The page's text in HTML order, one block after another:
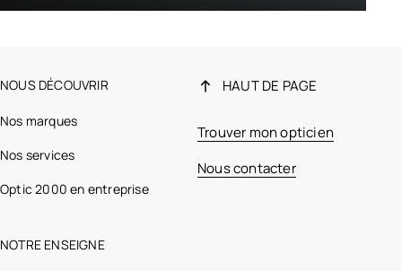
NOUS DÉCOUVRIR
Nos marques
Nos services
Optic 2000 en entreprise
NOTRE ENSEIGNE
HAUT DE PAGE
Trouver mon opticien
Nous contacter